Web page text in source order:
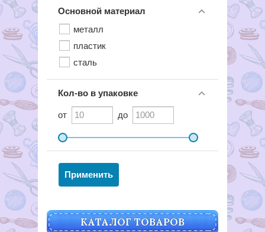
Основной материал
металл
пластик
сталь
Кол-во в упаковке
от до
КАТАЛОГ ТОВАРОВ